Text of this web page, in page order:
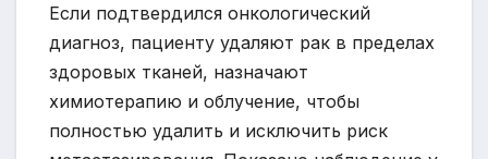
Если подтвердился онкологический
диагноз, пациенту удаляют рак в пределах
здоровых тканей, назначают
химиотерапию и облучение, чтобы
полностью удалить и исключить риск